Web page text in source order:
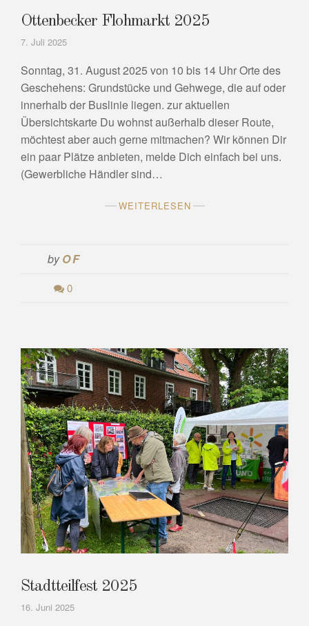
Ottenbecker Flohmarkt 2025
7. Juli 2025
Sonntag, 31. August 2025 von 10 bis 14 Uhr Orte des
Geschehens: Grundstücke und Gehwege, die auf oder
innerhalb der Buslinie liegen. zur aktuellen
Übersichtskarte Du wohnst außerhalb dieser Route,
möchtest aber auch gerne mitmachen? Wir können Dir
ein paar Plätze anbieten, melde Dich einfach bei uns.
(Gewerbliche Händler sind…
WEITERLESEN
byOF
0
Stadtteilfest 2025
16. Juni 2025